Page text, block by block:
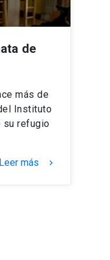
de
más de
Instituto
su refugio
Leer más keyboard_arrow_right